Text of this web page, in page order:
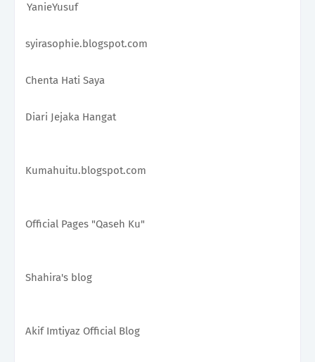
YanieYusuf
syirasophie.blogspot.com
Chenta Hati Saya
Diari Jejaka Hangat
Kumahuitu.blogspot.com
Official Pages "Qaseh Ku"
Shahira's blog
Akif Imtiyaz Official Blog